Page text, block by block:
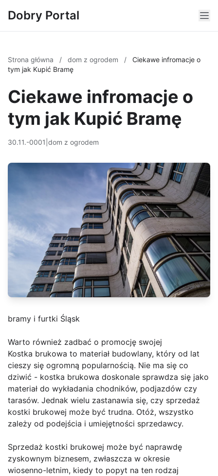
Dobry Portal
Strona główna / dom z ogrodem /
Ciekawe infromacje o
tym jak Kupić Bramę
Ciekawe infromacje o
tym jak Kupić Bramę
30.11.-0001 dom z ogrodem
bramy i furtki Śląsk
Warto również zadbać o promocję swojej
Kostka brukowa to materiał budowlany, który od lat
cieszy się ogromną popularnością. Nie ma się co
dziwić - kostka brukowa doskonale sprawdza się jako
materiał do wykładania chodników, podjazdów czy
tarasów. Jednak wielu zastanawia się, czy sprzedaż
kostki brukowej może być trudna. Otóż, wszystko
zależy od podejścia i umiejętności sprzedawcy.
Sprzedaż kostki brukowej może być naprawdę
zyskownym biznesem, zwłaszcza w okresie
wiosenno-letnim, kiedy to popyt na ten rodzaj